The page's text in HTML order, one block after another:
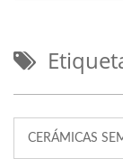
CERÁMICAS